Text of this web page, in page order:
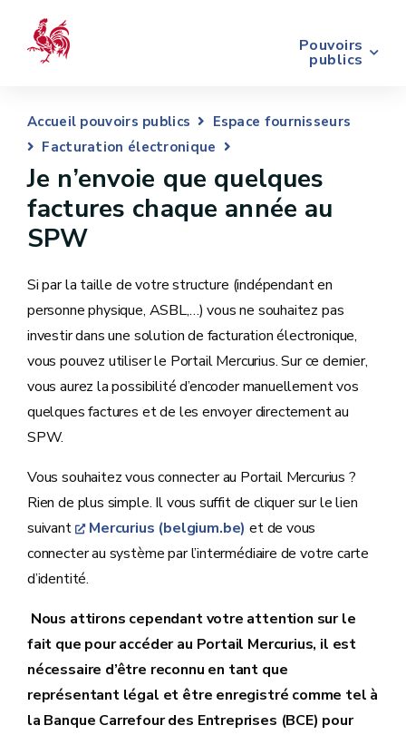
Pouvoirs
publics
Accueil pouvoirs publics
Espace fournisseurs
Facturation électronique
Je n’envoie que quelques
factures chaque année au
SPW
Si par la taille de votre structure (indépendant en
personne physique, ASBL,…) vous ne souhaitez pas
investir dans une solution de facturation électronique,
vous pouvez utiliser le Portail Mercurius. Sur ce dernier,
vous aurez la possibilité d’encoder manuellement vos
quelques factures et de les envoyer directement au
SPW.
Vous souhaitez vous connecter au Portail Mercurius ?
Rien de plus simple. Il vous suffit de cliquer sur le lien
suivant
Mercurius (belgium.be) et de vous
connecter au système par l’intermédiaire de votre carte
d’identité.
Nous attirons cependant votre attention sur le
fait que pour accéder au Portail Mercurius, il est
nécessaire d’être reconnu en tant que
représentant légal et être enregistré comme tel à
la Banque Carrefour des Entreprises (BCE) pour